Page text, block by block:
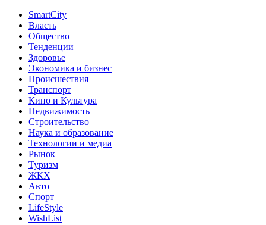
SmartCity
Власть
Общество
Тенденции
Здоровье
Экономика и бизнес
Происшествия
Транспорт
Кино и Культура
Недвижимость
Строительство
Наука и образование
Технологии и медиа
Рынок
Туризм
ЖКХ
Авто
Спорт
LifeStyle
WishList